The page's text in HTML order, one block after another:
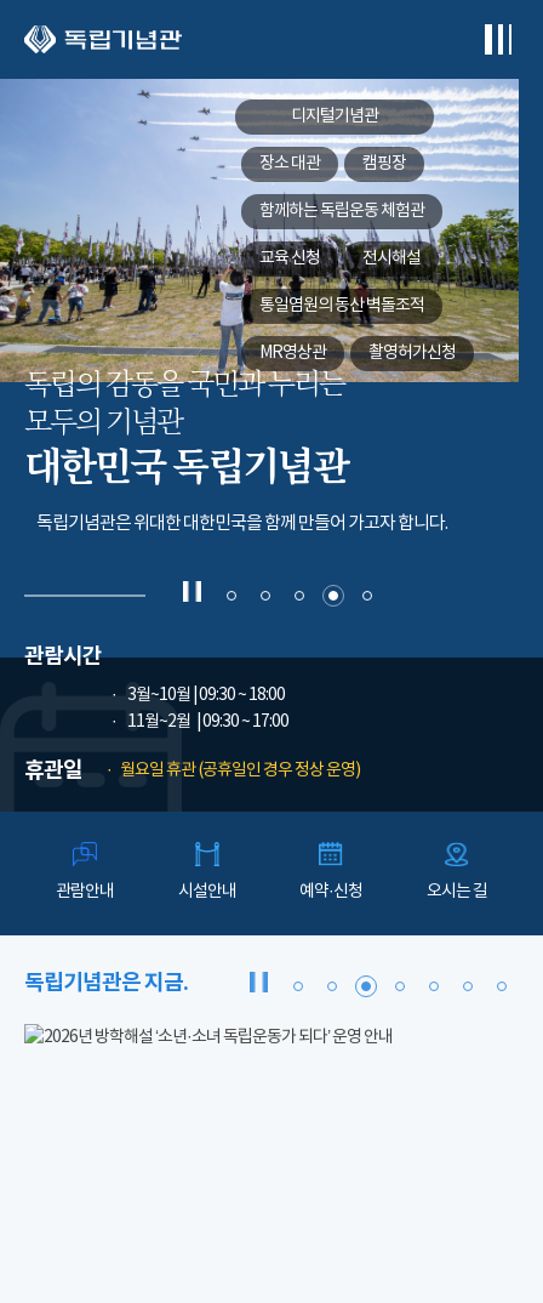
디지털기념관
장소 대관 캠핑장
함께하는독립운동 체험관
교육 신청 전시해설
통일염원의 동산벽돌조적
MR영상관 촬영허가신청
독립의 감동을 국민과 누리는
모두의 기념관
대한민국 독립기념관
독립기념관은 위대한 대한민국을 함께 만들어 가고자 합니다.
관람시간
3월~10월 | 09:30 ~ 18:00
11월~2월
| 09:30 ~ 17:00
휴관일 월요일 휴관 (공휴일인 경우 정상 운영)
관람안내 시설안내 예약·신청 오시는 길
독립기념관은 지금.